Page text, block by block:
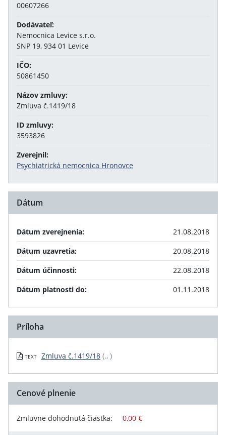
00607266
Dodávateľ:
Nemocnica Levice s.r.o.
SNP 19, 934 01 Levice
IČO:
50861450
Názov zmluvy:
Zmluva č.1419/18
ID zmluvy:
3593826
Zverejnil:
Psychiatrická nemocnica Hronovce
Dátum
Dátum zverejnenia:
21.08.2018
Dátum uzavretia:
20.08.2018
Dátum účinnosti:
22.08.2018
Dátum platnosti do:
01.11.2018
Príloha
TEXT Zmluva č.1419/18 (., )
Cenové plnenie
Zmluvne dohodnutá čiastka: 0,00 €